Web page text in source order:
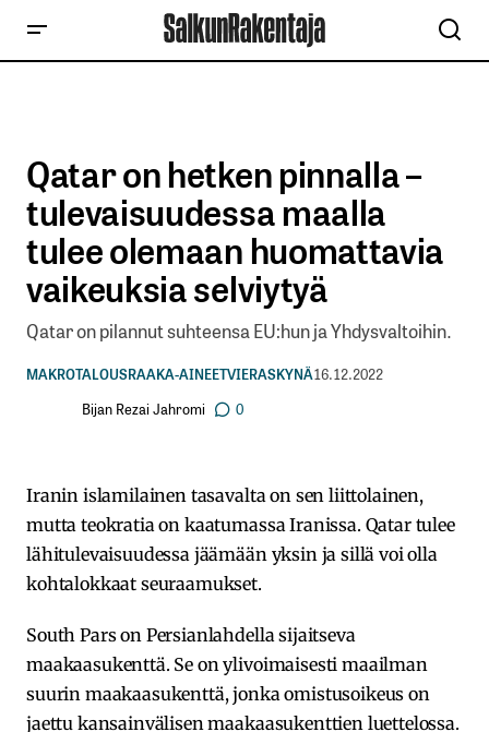
Qatar on hetken pinnalla –
tulevaisuudessa maalla
tulee olemaan huomattavia
vaikeuksia selviytyä
Qatar on pilannut suhteensa EU:hun ja Yhdysvaltoihin.
MAKROTALOUSRAAKA-AINEETVIERASKYNÄ16.12.2022
Bijan Rezai Jahromi
0
Iranin islamilainen tasavalta on sen liittolainen,
mutta teokratia on kaatumassa Iranissa. Qatar tulee
lähitulevaisuudessa jäämään yksin ja sillä voi olla
kohtalokkaat seuraamukset.
South Pars on Persianlahdella sijaitseva
maakaasukenttä. Se on ylivoimaisesti maailman
suurin maakaasukenttä, jonka omistusoikeus on
jaettu kansainvälisen maakaasukenttien luettelossa.